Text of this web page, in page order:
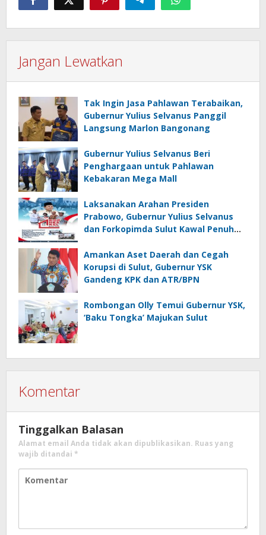
Jangan Lewatkan
Tak Ingin Jasa Pahlawan Terabaikan,
Gubernur Yulius Selvanus Panggil
Langsung Marlon Bangonang
Gubernur Yulius Selvanus Beri
Penghargaan untuk Pahlawan
Kebakaran Mega Mall
Laksanakan Arahan Presiden
Prabowo, Gubernur Yulius Selvanus
dan Forkopimda Sulut Kawal Penuh
Amankan Aset Daerah dan Cegah
Korupsi di Sulut, Gubernur YSK
Gandeng KPK dan ATR/BPN
Rombongan Olly Temui Gubernur YSK,
‘Baku Tongka’ Majukan Sulut
Komentar
Tinggalkan Balasan
Alamat email Anda tidak akan dipublikasikan. Ruas yang
wajib ditandai *